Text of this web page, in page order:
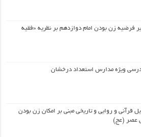
فرضیه زن بودن امام دوازدهم بر نظریه «فقیه
ویژه مدارس استعداد درخشان
قرآنی و روایی و تاریخی مبنی بر امکان زن بودن
عصر (عج)